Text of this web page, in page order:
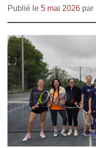
Publié le 5 mai 2026 par